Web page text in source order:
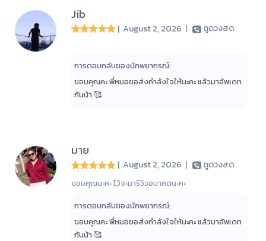
Jib
| August 2, 2026 | ดูดวงสด
การตอบกลับของนักพยากรณ์:
ขอบคุณคะ พี่หมอขอส่งกำลังใจให้นะคะ แล้วมาอัพเดท
กันน้า 🥰
มาย
| August 2, 2026 | ดูดวงสด
ขอบคุณนะคะ ไว้จะมารีวิวอนาคตนะคะ
การตอบกลับของนักพยากรณ์:
ขอบคุณคะ พี่หมอขอส่งกำลังใจให้นะคะ แล้วมาอัพเดท
กันน้า 🥰